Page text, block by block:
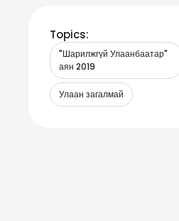
Topics:
"Шарилжгүй Улаанбаатар"
аян 2019
Улаан загалмай